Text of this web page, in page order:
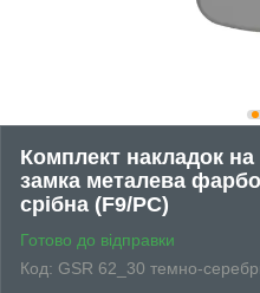
Комплект накладок
замка металева
срібна (F9/PC)
Готово до відправки
Код: GSR 62_30 темно-